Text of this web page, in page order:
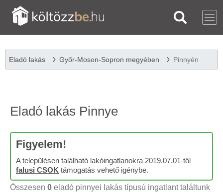
Eladó lakás Győr-Moson-Sopron megyében Pinnyén
Eladó lakás Pinnye
Figyelem!
A településen található lakóingatlanokra 2019.07.01-től
falusi CSOK támogatás vehető igénybe.
Összesen 0 eladó pinnyei lakás típusú ingatlant találtunk